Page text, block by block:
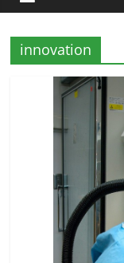
innovation